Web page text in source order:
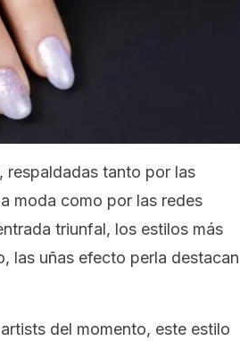
respaldadas tanto por las
moda como por las redes
triunfal, los estilos más
las uñas efecto perla destacan
del momento, este estilo